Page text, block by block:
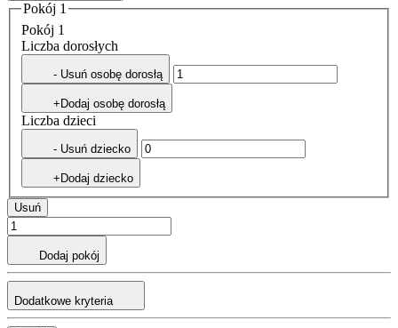
Pokój 1
Pokój 1
Liczba dorosłych
- Usuń osobę dorosłą
+Dodaj osobę dorosłą
Liczba dzieci
- Usuń dziecko
+Dodaj dziecko
Usuń
Dodaj pokój
Dodatkowe kryteria